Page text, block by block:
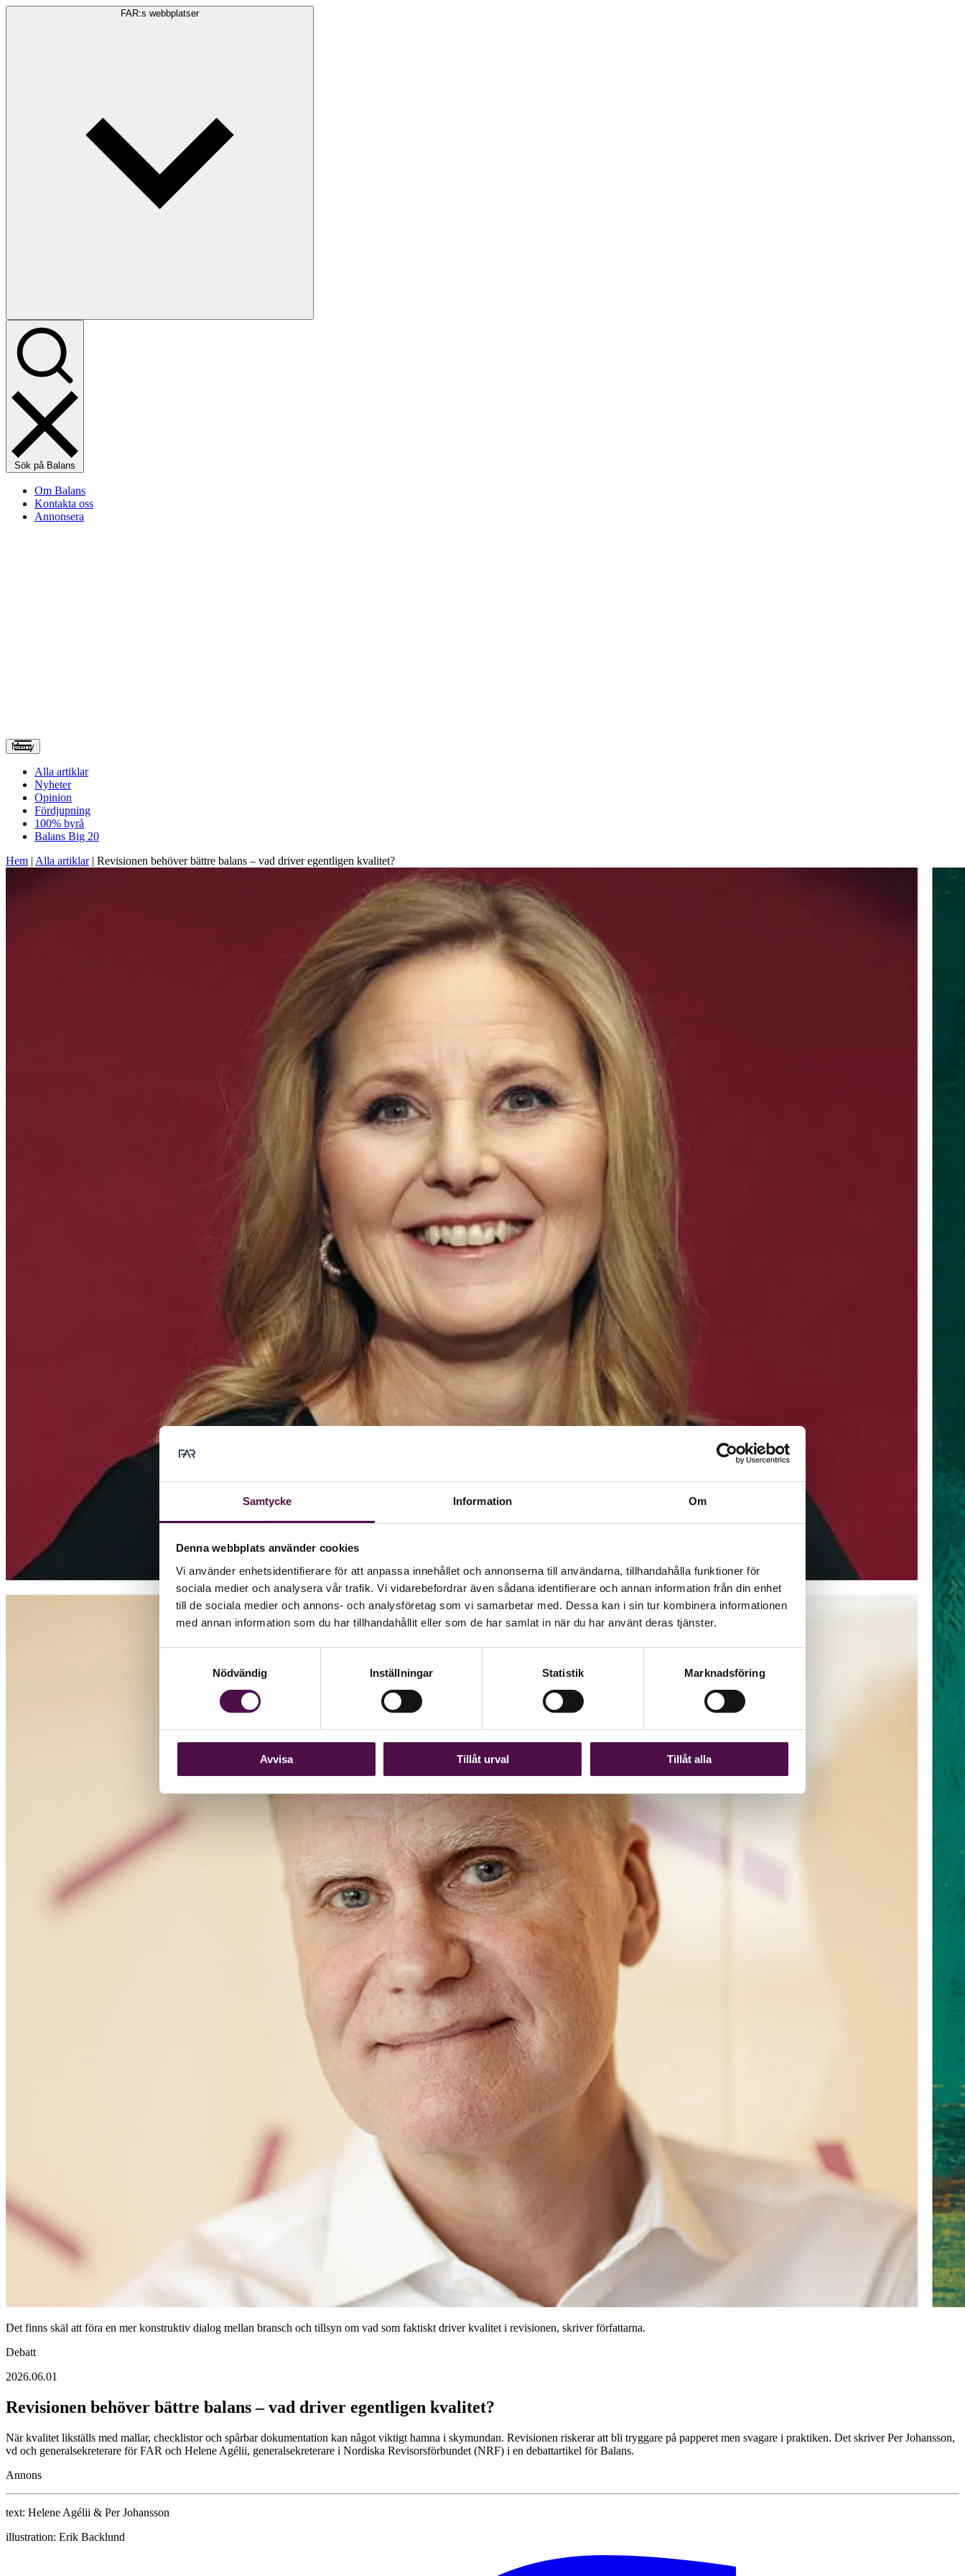
Samtycke Information Om
Denna webbplats använder cookies
Vi använder enhetsidentifierare för att anpassa innehållet och annonserna till användarna, tillhandahålla funktioner för
sociala medier och analysera vår trafik. Vi vidarebefordrar även sådana identifierare och annan information från din enhet
till de sociala medier och annons- och analysföretag som vi samarbetar med. Dessa kan i sin tur kombinera informationen
med annan information som du har tillhandahållit eller som de har samlat in när du har använt deras tjänster.
Nödvändig
Inställningar Statistik Marknadsföring
Avvisa Tillåt urval Tillåt alla
FAR:s webbplatser
Sök på Balans
Om Balans
Kontakta oss
Annonsera
Meny
Alla artiklar
Nyheter
Opinion
Fördjupning
100% byrå
Balans Big 20
Hem | Alla artiklar| Revisionen behöver bättre balans – vad driver egentligen kvalitet?
Det finns skäl att föra en mer konstruktiv dialog mellan bransch och tillsyn om vad som faktiskt driver kvalitet i revisionen, skriver författarna.
Debatt
2026.06.01
Revisionen behöver bättre balans – vad driver egentligen kvalitet?
När kvalitet likställs med mallar, checklistor och spårbar dokumentation kan något viktigt hamna i skymundan. Revisionen riskerar att bli tryggare på papperet men svagare i praktiken. Det skriver Per Johansson,
vd och generalsekreterare för FAR och Helene Agélii, generalsekreterare i Nordiska Revisorsförbundet (NRF) i en debattartikel för Balans.
Annons
text: Helene Agélii & Per Johansson
illustration: Erik Backlund